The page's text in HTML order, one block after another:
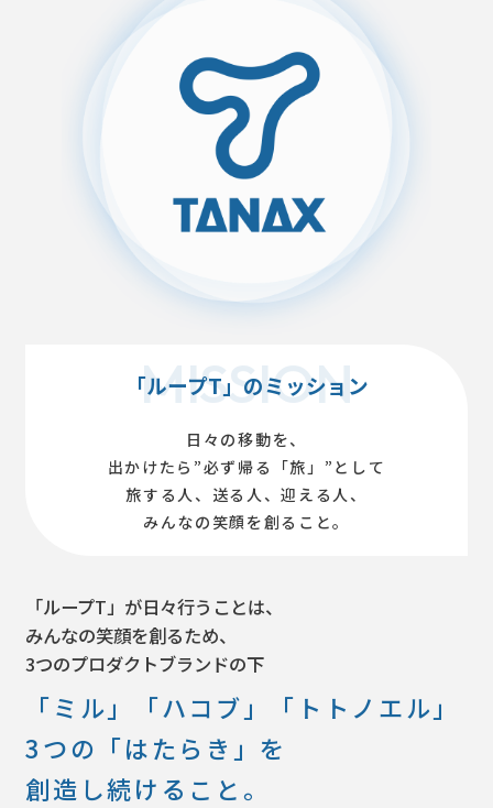
「ループT」のミッション
日々の移動を、
出かけたら”必ず帰る「旅」”として
旅する人、送る人、迎える人、
みんなの笑顔を創ること。
「ループT」が日々行うことは、
みんなの笑顔を創るため、
3つのプロダクトブランドの下
「ミル」「ハコブ」「トトノエル」
3つの「はたらき」を
創造し続けること。